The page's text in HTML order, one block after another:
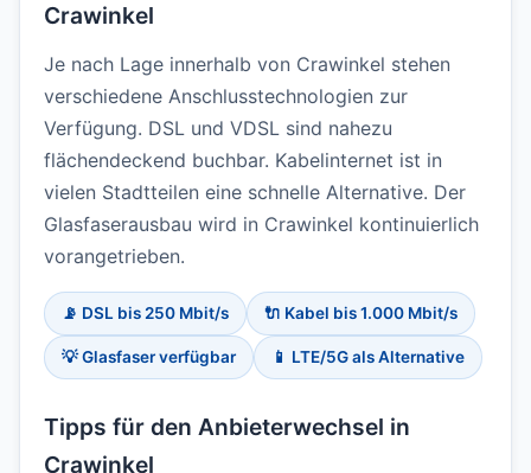
Crawinkel
Je nach Lage innerhalb von Crawinkel stehen
verschiedene Anschlusstechnologien zur
Verfügung. DSL und VDSL sind nahezu
flächendeckend buchbar. Kabelinternet ist in
vielen Stadtteilen eine schnelle Alternative. Der
Glasfaserausbau wird in Crawinkel kontinuierlich
vorangetrieben.
📡 DSL bis 250 Mbit/s 🔌 Kabel bis 1.000 Mbit/s
💡 Glasfaser verfügbar 📱 LTE/5G als Alternative
Tipps für den Anbieterwechsel in
Crawinkel